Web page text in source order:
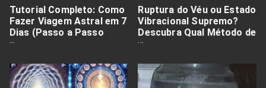
Tutorial Completo: Como
Fazer Viagem Astral em 7
Dias (Passo a Passo
Prático e Seguro)
Ruptura do Véu ou Estado
Vibracional Supremo?
Descubra Qual Método de
Viagem Astral é o Mais